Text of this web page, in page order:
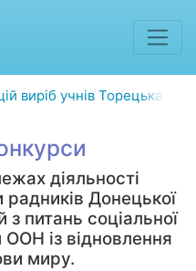
виріб учнів Торецька та
діяльності
радників Донецької
з питань соціальної
із відновлення
миру.